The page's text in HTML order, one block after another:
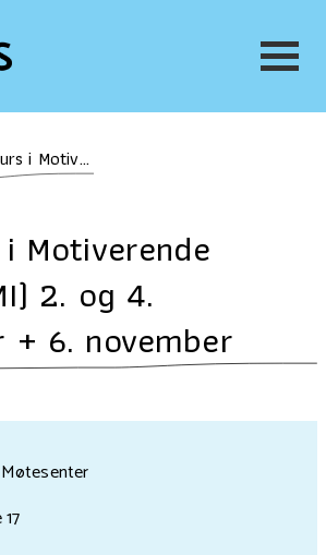
(MI) 2. og 4. september + 6. november
Motiverende
2. og 4.
+ 6. november